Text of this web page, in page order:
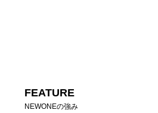
FEATURE
NEWONEの強み